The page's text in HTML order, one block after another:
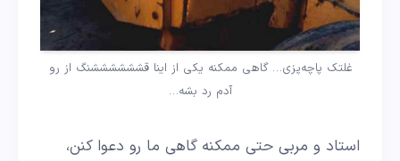
غلتک پاچه‌پزی… گاهی ممکنه یکی از اینا قششششششنگ از رو
آدم رد بشه…
استاد و مربی حتی ممکنه گاهی ما رو دعوا کنن،